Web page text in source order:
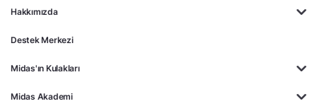
Hakkımızda
Destek Merkezi
Midas'ın Kulakları
Midas Akademi